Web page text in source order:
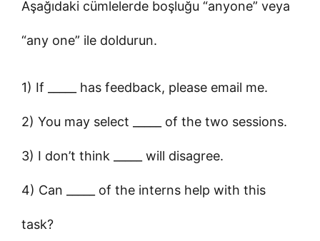
Aşağıdaki cümlelerde boşluğu “anyone” veya
“any one” ile doldurun.
1) If _____ has feedback, please email me.
2) You may select _____ of the two sessions.
3) I don’t think _____ will disagree.
4) Can _____ of the interns help with this
task?